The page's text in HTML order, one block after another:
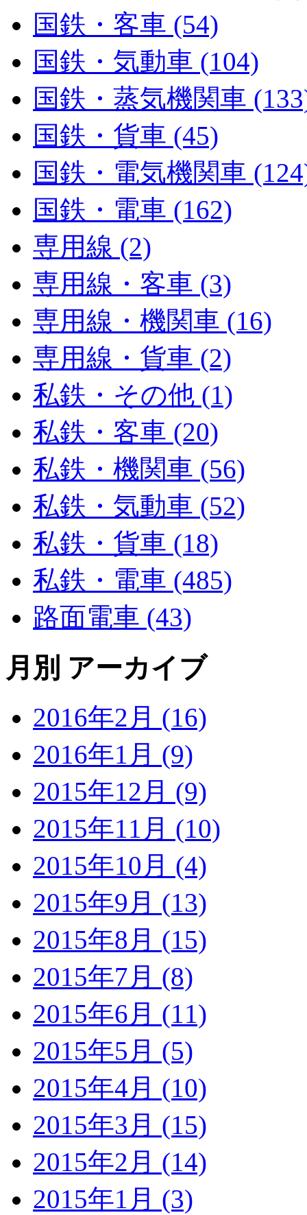
国鉄・客車 (54)
国鉄・気動車 (104)
国鉄・蒸気機関車
国鉄・貨車 (45)
国鉄・電気機関車
国鉄・電車 (162)
専用線 (2)
専用線・客車 (3)
専用線・機関車 (16)
専用線・貨車 (2)
私鉄・その他 (1)
私鉄・客車 (20)
私鉄・機関車 (56)
私鉄・気動車 (52)
私鉄・貨車 (18)
私鉄・電車 (485)
路面電車 (43)
月別 アーカイブ
2016年2月 (16)
2016年1月 (9)
2015年12月 (9)
2015年11月 (10)
2015年10月 (4)
2015年9月 (13)
2015年8月 (15)
2015年7月 (8)
2015年6月 (11)
2015年5月 (5)
2015年4月 (10)
2015年3月 (15)
2015年2月 (14)
2015年1月 (3)